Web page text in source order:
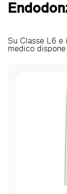
Su Classe L6 e
medico